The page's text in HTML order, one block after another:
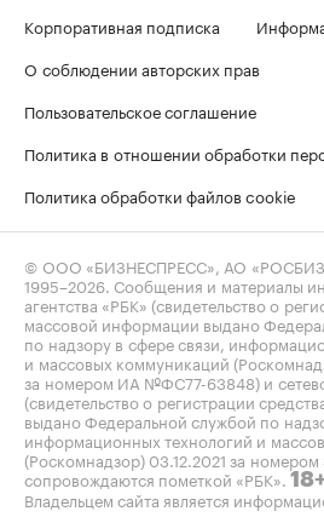
Корпоративная подписка
О соблюдении авторских прав
Пользовательское соглашение
Политика в отношении обработки
Политика обработки файлов cookie
© ООО «БИЗНЕСПРЕСС», АО
1995–2026 . Сообщения и материалы
агентства «РБК» (свидетельство о
массовой информации выдано
по надзору в сфере связи,
и массовых коммуникаций
за номером ИА №ФС77-63848) и
(свидетельство о регистрации
выдано Федеральной службой по
информационных технологий и
(Роскомнадзор) 03.12.2021 за
сопровождаются пометкой «РБК».
Владельцем сайта является